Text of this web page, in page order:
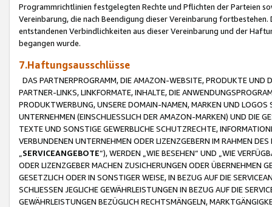
Programmrichtlinien festgelegten Rechte und Pflichten der Parteien
Vereinbarung, die nach Beendigung dieser Vereinbarung
entstandenen Verbindlichkeiten aus dieser Vereinbarung und der
begangen wurde.
7.Haftungsausschlüsse
DAS PARTNERPROGRAMM, DIE AMAZON-WEBSITE, PRODUKTE UND
PARTNER-LINKS, LINKFORMATE, INHALTE, DIE
PRODUKTWERBUNG, UNSERE DOMAIN-NAMEN, MARKEN UND
UNTERNEHMEN (EINSCHLIESSLICH DER AMAZON-MARKEN) UND DIE
TEXTE UND SONSTIGE GEWERBLICHE SCHUTZRECHTE,
VERBUNDENEN UNTERNEHMEN ODER LIZENZGEBERN IM RAHMEN
SERVICEANGEBOTE“), WERDEN „WIE BESEHEN“ UND „WIE
ODER LIZENZGEBER MACHEN ZUSICHERUNGEN ODER ÜBERNEHMEN
GESETZLICH ODER IN SONSTIGER WEISE, IN BEZUG AUF DIE
SCHLIESSEN JEGLICHE GEWÄHRLEISTUNGEN IN BEZUG AUF DIE
GEWÄHRLEISTUNGEN BEZÜGLICH RECHTSMÄNGELN,